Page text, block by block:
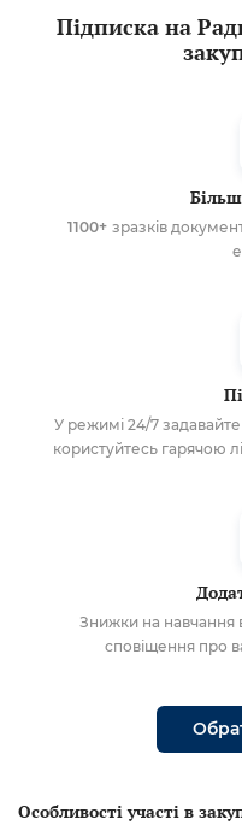
Підписка на
1100+ зразків
У режимі 24/7
користуйтесь гарячою
Знижки на навчання
сповіщення про
Особливості участі в